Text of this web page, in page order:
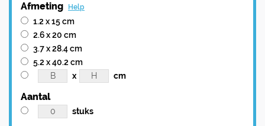
Afmeting Help
1.2 x 15 cm
2.6 x 20 cm
3.7 x 28.4 cm
5.2 x 40.2 cm
x
cm
Aantal
stuks